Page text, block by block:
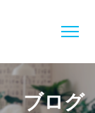
ブログ